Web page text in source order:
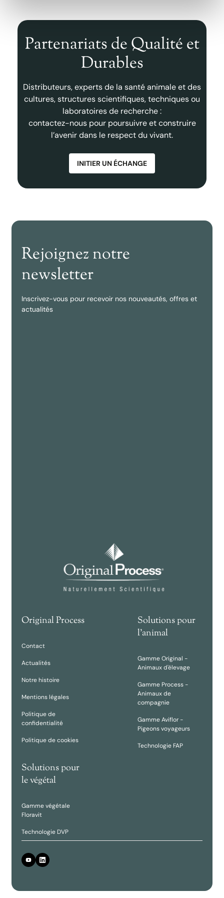
Partenariats de Qualité et
Durables
Distributeurs, experts de la santé animale et des
cultures, structures scientifiques, techniques ou
laboratoires de recherche :
contactez-nous pour poursuivre et construire
l’avenir dans le respect du vivant.
INITIER UN ÉCHANGE
Rejoignez notre
newsletter
Inscrivez-vous pour recevoir nos nouveautés, offres et
actualités
Original Process
Contact
Actualités
Notre histoire
Mentions légales
Politique de
confidentialité
Politique de cookies
Solutions pour
l'animal
Gamme Original -
Animaux d'élevage
Gamme Process -
Animaux de
compagnie
Gamme Aviflor -
Pigeons voyageurs
Technologie FAP
Solutions pour
le végétal
Gamme végétale
Floravit
Technologie DVP